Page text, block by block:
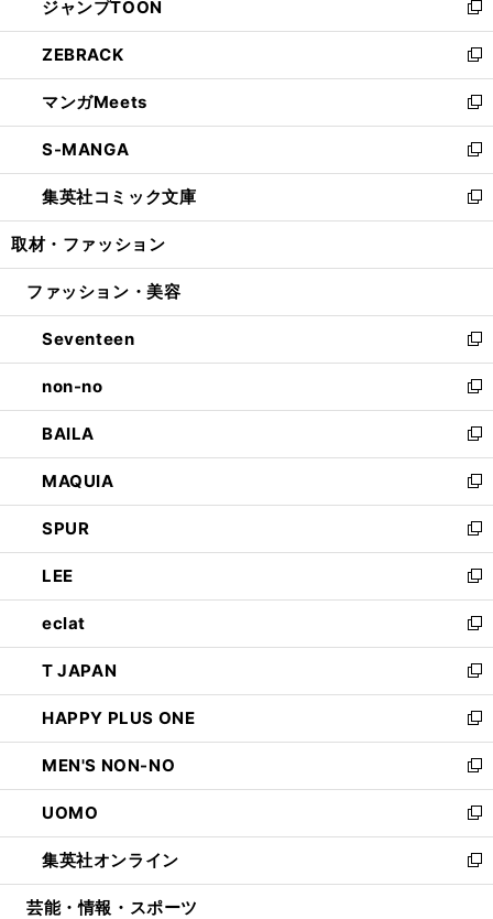
く
で
開
く
ド
ウ
で
開
く
ィ
ン
ド
ウ
で
開
く
い
ウ
ィ
ン
ド
ウ
で
開
く
ジャンプTOON
新
し
い
ウ
ィ
ン
ド
ウ
で
開
ZEBRACK
新
し
い
ウ
ィ
ン
ド
ウ
開
マンガMeets
新
し
い
ウ
ィ
ン
ウ
開
く
S-MANGA
新
し
い
ウ
ン
ウ
で
開
く
集英社コミック文庫
新
し
ウ
ン
ド
ウ
で
開
く
取材・ファッション
ファッション・美容
Seventeen
新
し
い
ウ
ィ
ン
ド
ウ
で
開
く
non-no
新
し
い
ウ
ィ
ン
ド
ウ
で
開
く
BAILA
新
し
い
ウ
ィ
ン
ド
ウ
で
開
く
MAQUIA
新
し
い
ウ
ィ
ン
ド
ウ
で
開
く
SPUR
新
し
い
ウ
ィ
ン
ド
ウ
で
開
く
LEE
新
し
い
ウ
ィ
ン
ド
ウ
で
開
く
eclat
新
し
い
ウ
ィ
ン
ド
ウ
で
開
く
T JAPAN
新
し
い
ウ
ィ
ン
ド
ウ
で
開
HAPPY PLUS ONE
新
し
い
ウ
ィ
ン
ド
ウ
MEN'S NON-NO
新
し
い
ウ
ィ
ン
UOMO
新
し
い
ウ
集英社オンライン
新
し
芸能・情報・スポーツ